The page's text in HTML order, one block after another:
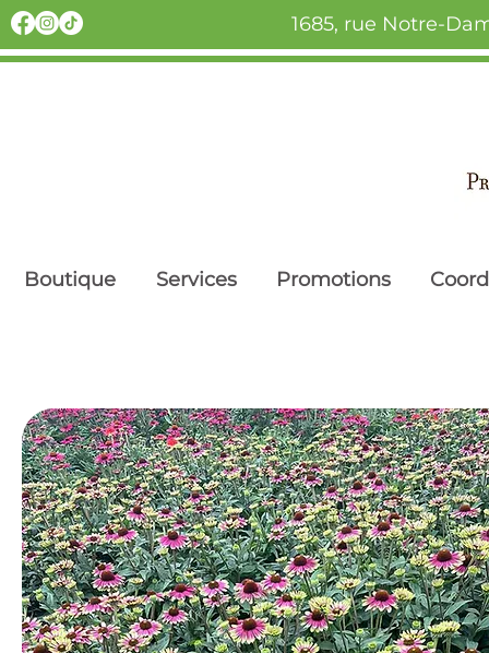
1685, rue Notre-
Boutique Services Promotions